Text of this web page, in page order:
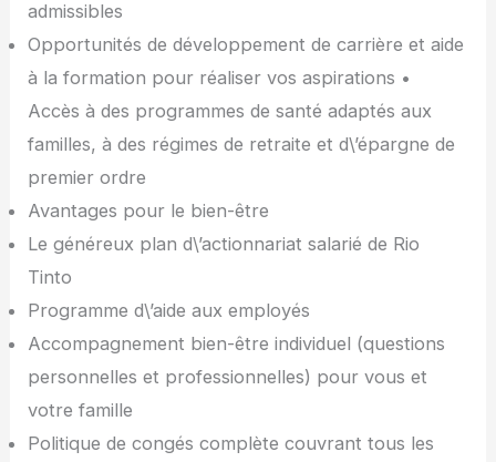
admissibles
Opportunités de développement de carrière et aide
à la formation pour réaliser vos aspirations •
Accès à des programmes de santé adaptés aux
familles, à des régimes de retraite et d\’épargne de
premier ordre
Avantages pour le bien-être
Le généreux plan d\’actionnariat salarié de Rio
Tinto
Programme d\’aide aux employés
Accompagnement bien-être individuel (questions
personnelles et professionnelles) pour vous et
votre famille
Politique de congés complète couvrant tous les